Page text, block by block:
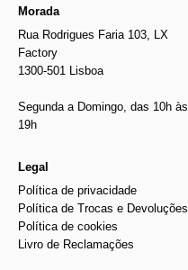
Morada
Rua Rodrigues Faria 103, LX
Factory
1300-501 Lisboa
Segunda a Domingo, das 10h às
19h
Legal
Política de privacidade
Política de Trocas e Devoluções
Política de cookies
Livro de Reclamações